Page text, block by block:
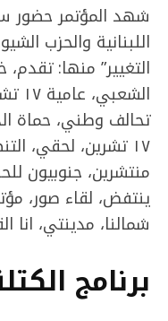
شهد المؤتمر حضور
اللبنانية والحزب
التغيير” منها:
تحالف وطني، حماة
١٧ تشرين، لحقي،
منتشرين، جنوبيون
ينتفض، لقاء صور،
شمالنا، مدينتي، انا
برنامج